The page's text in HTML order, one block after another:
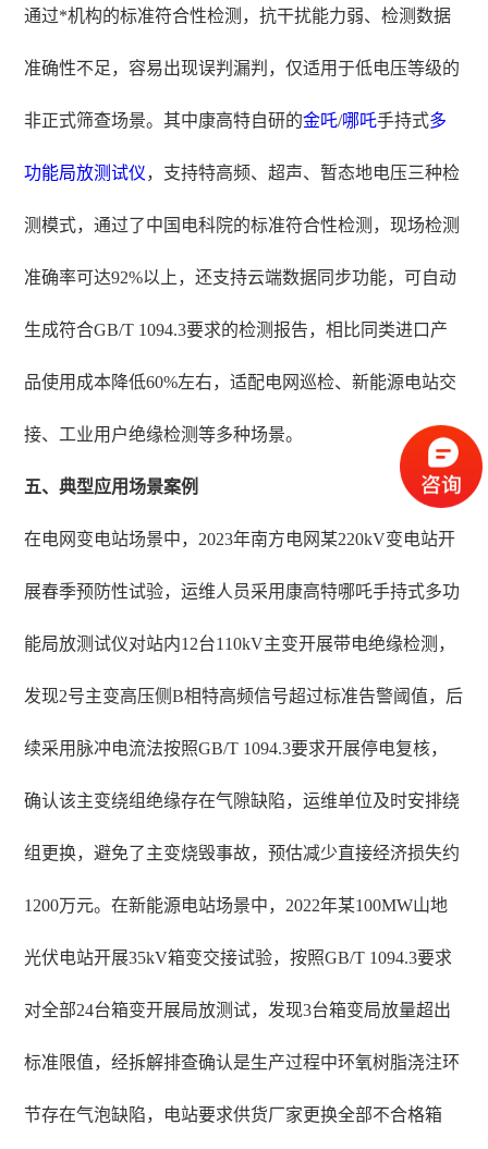
通过*机构的标准符合性检测，抗干扰能力弱、检测数据
准确性不足，容易出现误判漏判，仅适用于低电压等级的
非正式筛查场景。其中康高特自研的金吒/哪吒手持式多
功能局放测试仪，支持特高频、超声、暂态地电压三种检
测模式，通过了中国电科院的标准符合性检测，现场检测
准确率可达92%以上，还支持云端数据同步功能，可自动
生成符合GB/T 1094.3要求的检测报告，相比同类进口产
品使用成本降低60%左右，适配电网巡检、新能源电站交
接、工业用户绝缘检测等多种场景。
五、典型应用场景案例
在电网变电站场景中，2023年南方电网某220kV变电站开
展春季预防性试验，运维人员采用康高特哪吒手持式多功
能局放测试仪对站内12台110kV主变开展带电绝缘检测，
发现2号主变高压侧B相特高频信号超过标准告警阈值，后
续采用脉冲电流法按照GB/T 1094.3要求开展停电复核，
确认该主变绕组绝缘存在气隙缺陷，运维单位及时安排绕
组更换，避免了主变烧毁事故，预估减少直接经济损失约
1200万元。在新能源电站场景中，2022年某100MW山地
光伏电站开展35kV箱变交接试验，按照GB/T 1094.3要求
对全部24台箱变开展局放测试，发现3台箱变局放量超出
标准限值，经拆解排查确认是生产过程中环氧树脂浇注环
节存在气泡缺陷，电站要求供货厂家更换全部不合格箱